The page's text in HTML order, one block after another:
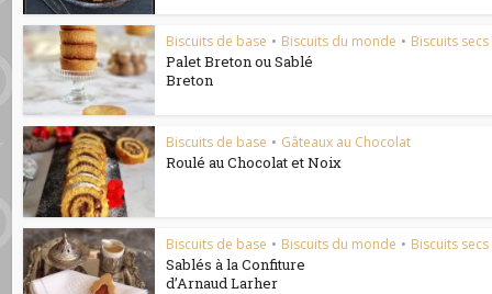
Biscuits de base • Biscuits du monde • Biscuits
Palet Breton ou Sablé
Breton
Biscuits de base • Gâteaux au Chocolat
Roulé au Chocolat et Noix
Biscuits de base • Biscuits du monde • Biscuits
Sablés à la Confiture
d’Arnaud Larher